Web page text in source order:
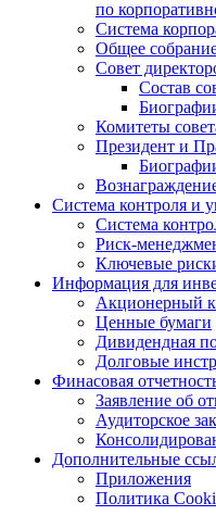
по
Система
Общее
Совет
Состав
Комитеты
Президент и
Система контроля и
Система
Риск-
Ключевые
Информация для
Акционерный
Ценные бумаги
Дивидендная
Долговые
Финасовая
Заявление об
Аудиторское
Дополнительные
Приложения
Политика